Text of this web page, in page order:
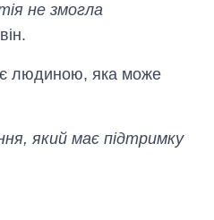
не змогла
людиною, яка може
який має підтримку